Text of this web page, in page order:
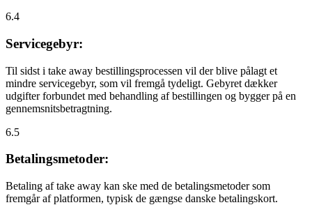
6.4
Servicegebyr:
Til sidst i take away bestillingsprocessen vil der blive pålagt et
mindre servicegebyr, som vil fremgå tydeligt. Gebyret dækker
udgifter forbundet med behandling af bestillingen og bygger på en
gennemsnitsbetragtning.
6.5
Betalingsmetoder:
Betaling af take away kan ske med de betalingsmetoder som
fremgår af platformen, typisk de gængse danske betalingskort.